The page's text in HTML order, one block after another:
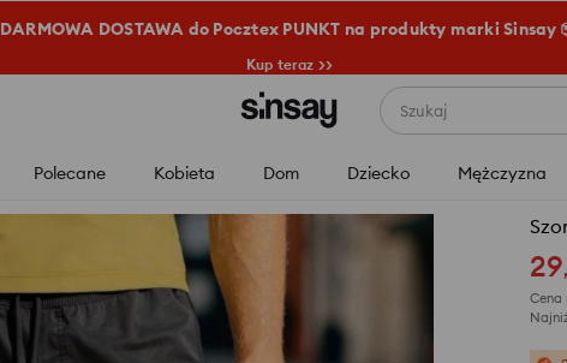
DARMOWA DOSTAWA do Pocztex PUNKT na produkty marki Sinsay
Kup teraz >>
Szukaj
Polecane Kobieta Dom Dziecko Mężczyzna
29,
Cena